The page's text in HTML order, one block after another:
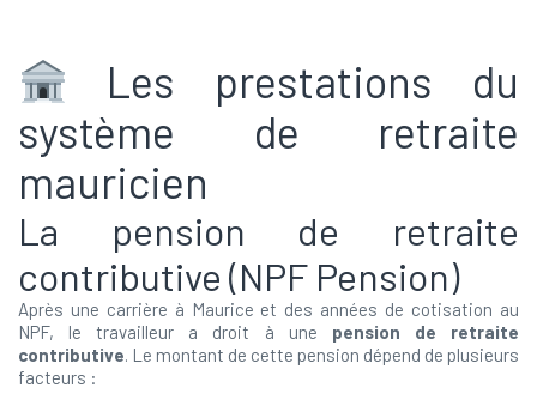
Les prestations du
système de retraite
mauricien
La pension de retraite
contributive (NPF Pension)
Après une carrière à Maurice et des années de cotisation au
NPF, le travailleur a droit à une pension de retraite
contributive. Le montant de cette pension dépend de plusieurs
facteurs :